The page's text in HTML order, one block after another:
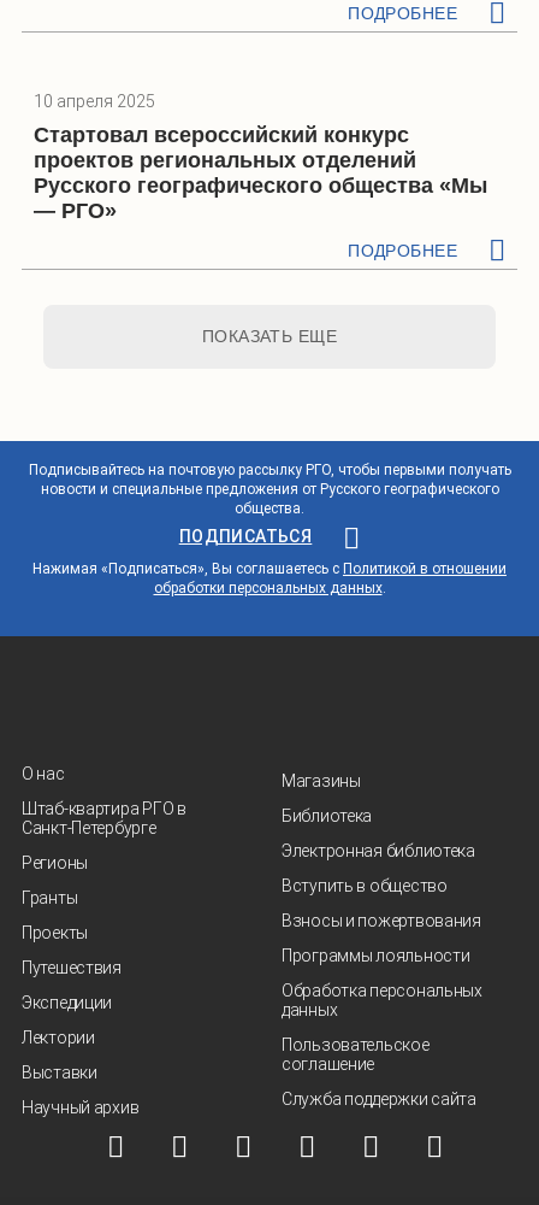
ПОДРОБНЕЕ
10 апреля 2025
Стартовал всероссийский конкурс
проектов региональных отделений
Русского географического общества «Мы
— РГО»
ПОДРОБНЕЕ
ПОКАЗАТЬ ЕЩЕ
Подписывайтесь на почтовую рассылку РГО, чтобы первыми получать
новости и специальные предложения от Русского географического
общества.
ПОДПИСАТЬСЯ
Нажимая «Подписаться», Вы соглашаетесь с Политикой в отношении
обработки персональных данных.
О нас
Штаб-квартира РГО в
Санкт‑Петербурге
Регионы
Гранты
Проекты
Путешествия
Экспедиции
Лектории
Выставки
Научный архив
Магазины
Библиотека
Электронная библиотека
Вступить в общество
Взносы и пожертвования
Программы лояльности
Обработка персональных
данных
Пользовательское
соглашение
Служба поддержки сайта